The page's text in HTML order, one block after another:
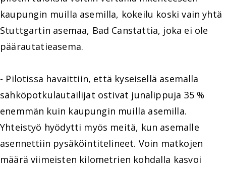
kaupungin muilla asemilla, kokeilu koski vain yhtä
Stuttgartin asemaa, Bad Canstattia, joka ei ole
päärautatieasema.
- Pilotissa havaittiin, että kyseisellä asemalla
sähköpotkulautailijat ostivat junalippuja 35 %
enemmän kuin kaupungin muilla asemilla.
Yhteistyö hyödytti myös meitä, kun asemalle
asennettiin pysäköintitelineet. Voin matkojen
määrä viimeisten kilometrien kohdalla kasvoi